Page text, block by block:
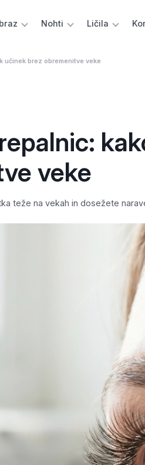
Nohti Ličila
učinek brez obremenitve veke
veke
teže na vekah in dosežete